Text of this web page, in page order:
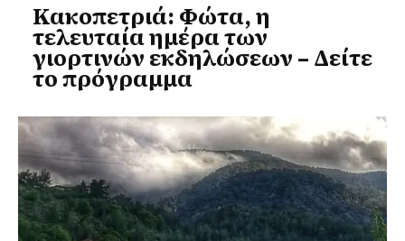
Κακοπετριά: Φώτα, η
τελευταία ημέρα των
γιορτινών εκδηλώσεων – Δείτε
το πρόγραμμα